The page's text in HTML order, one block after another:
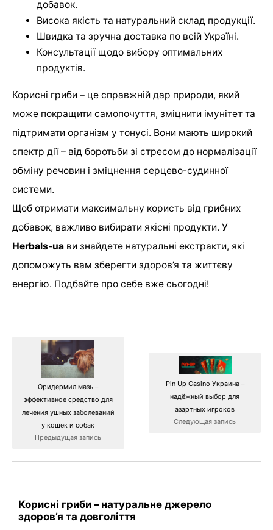
добавок.
Висока якість та натуральний склад продукції.
Швидка та зручна доставка по всій Україні.
Консультації щодо вибору оптимальних
продуктів.
Корисні гриби – це справжній дар природи, який
може покращити самопочуття, зміцнити імунітет та
підтримати організм у тонусі. Вони мають широкий
спектр дії – від боротьби зі стресом до нормалізації
обміну речовин і зміцнення серцево-судинної
системи.
Щоб отримати максимальну користь від грибних
добавок, важливо вибирати якісні продукти. У
Herbals-ua ви знайдете натуральні екстракти, які
допоможуть вам зберегти здоров’я та життєву
енергію. Подбайте про себе вже сьогодні!
Оридермил мазь –
эффективное средство для
лечения ушных заболеваний
у кошек и собак
Предыдущая запись
Pin Up Casino Украина –
надёжный выбор для
азартных игроков
Следующая запись
Корисні гриби – натуральне джерело
здоров’я та довголіття